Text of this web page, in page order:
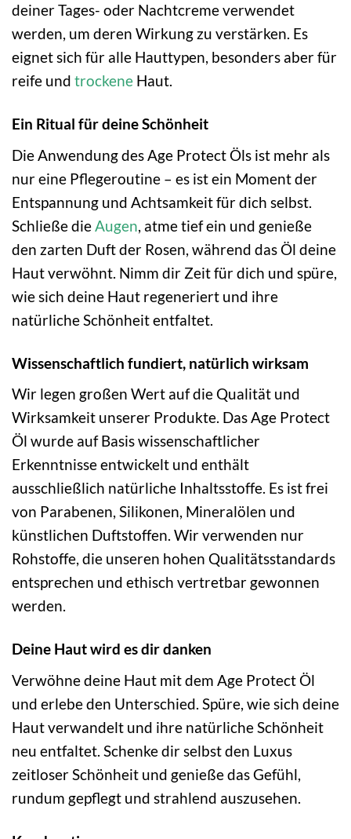
deiner Tages- oder Nachtcreme verwendet
werden, um deren Wirkung zu verstärken. Es
eignet sich für alle Hauttypen, besonders aber für
reife und trockene Haut.
Ein Ritual für deine Schönheit
Die Anwendung des Age Protect Öls ist mehr als
nur eine Pflegeroutine – es ist ein Moment der
Entspannung und Achtsamkeit für dich selbst.
Schließe dieAugen, atme tief ein und genieße
den zarten Duft der Rosen, während das Öl deine
Haut verwöhnt. Nimm dir Zeit für dich und spüre,
wie sich deine Haut regeneriert und ihre
natürliche Schönheit entfaltet.
Wissenschaftlich fundiert, natürlich wirksam
Wir legen großen Wert auf die Qualität und
Wirksamkeit unserer Produkte. Das Age Protect
Öl wurde auf Basis wissenschaftlicher
Erkenntnisse entwickelt und enthält
ausschließlich natürliche Inhaltsstoffe. Es ist frei
von Parabenen, Silikonen, Mineralölen und
künstlichen Duftstoffen. Wir verwenden nur
Rohstoffe, die unseren hohen Qualitätsstandards
entsprechen und ethisch vertretbar gewonnen
werden.
Deine Haut wird es dir danken
Verwöhne deine Haut mit dem Age Protect Öl
und erlebe den Unterschied. Spüre, wie sich deine
Haut verwandelt und ihre natürliche Schönheit
neu entfaltet. Schenke dir selbst den Luxus
zeitloser Schönheit und genieße das Gefühl,
rundum gepflegt und strahlend auszusehen.